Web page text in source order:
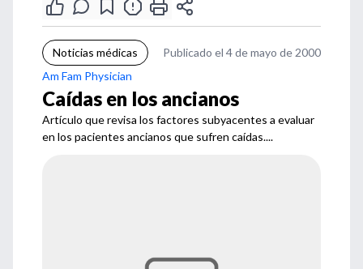
Noticias médicas
Publicado el 4 de mayo de 2000
Am Fam Physician
Caídas en los ancianos
Artículo que revisa los factores subyacentes a evaluar
en los pacientes ancianos que sufren caídas....